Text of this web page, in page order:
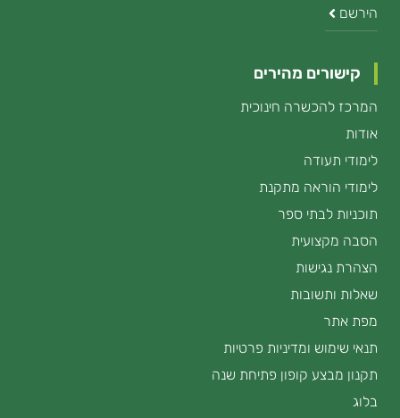
קישורים מהירים
המרכז להכשרה חינוכית
אודות
לימודי תעודה
לימודי הוראה מתקנת
תוכניות לבתי ספר
הסבה מקצועית
הצהרת נגישות
שאלות ותשובות
מפת אתר
תנאי שימוש ומדיניות פרטיות
תקנון מבצע קופון פתיחת שנה
בלוג
האימייל
הירשם